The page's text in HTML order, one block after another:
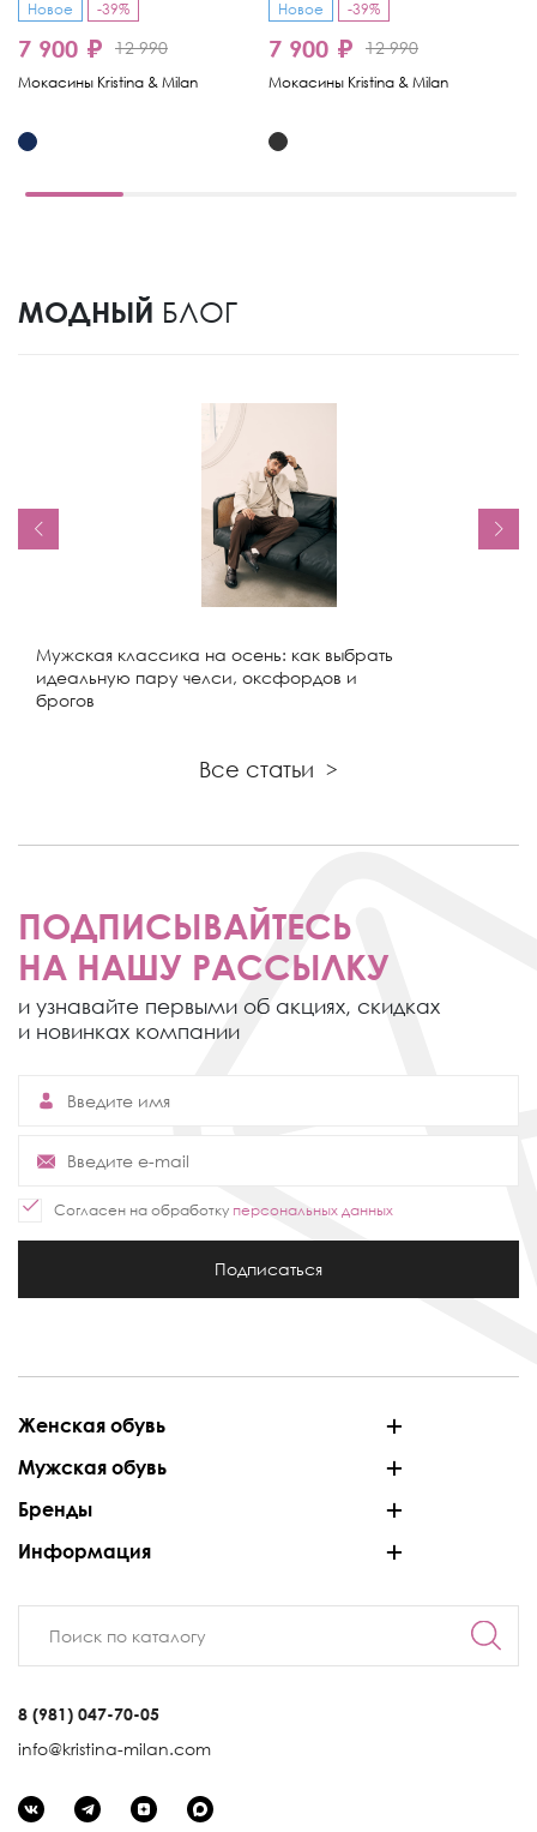
Новое -39%
7 900 ₽ 12 990
Мокасины Kristina & Milan
Новое -39%
7 900 ₽ 12 990
Мокасины Kristina & Milan
МОДНЫЙ БЛОГ
Мужская классика на осень: как выбрать
идеальную пару челси, оксфордов и
брогов
Все статьи >
ПОДПИСЫВАЙТЕСЬ
НА НАШУ РАССЫЛКУ
и узнавайте первыми об акциях, скидках
и новинках компании
Согласен на обработку персональных данных
Подписаться
Женская обувь
Мужская обувь
Бренды
Информация
8 (981) 047-70-05
info@kristina-milan.com